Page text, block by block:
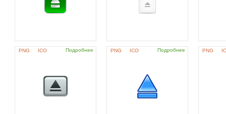
PNG ICO Подробнее PNG ICO Подробнее PNG